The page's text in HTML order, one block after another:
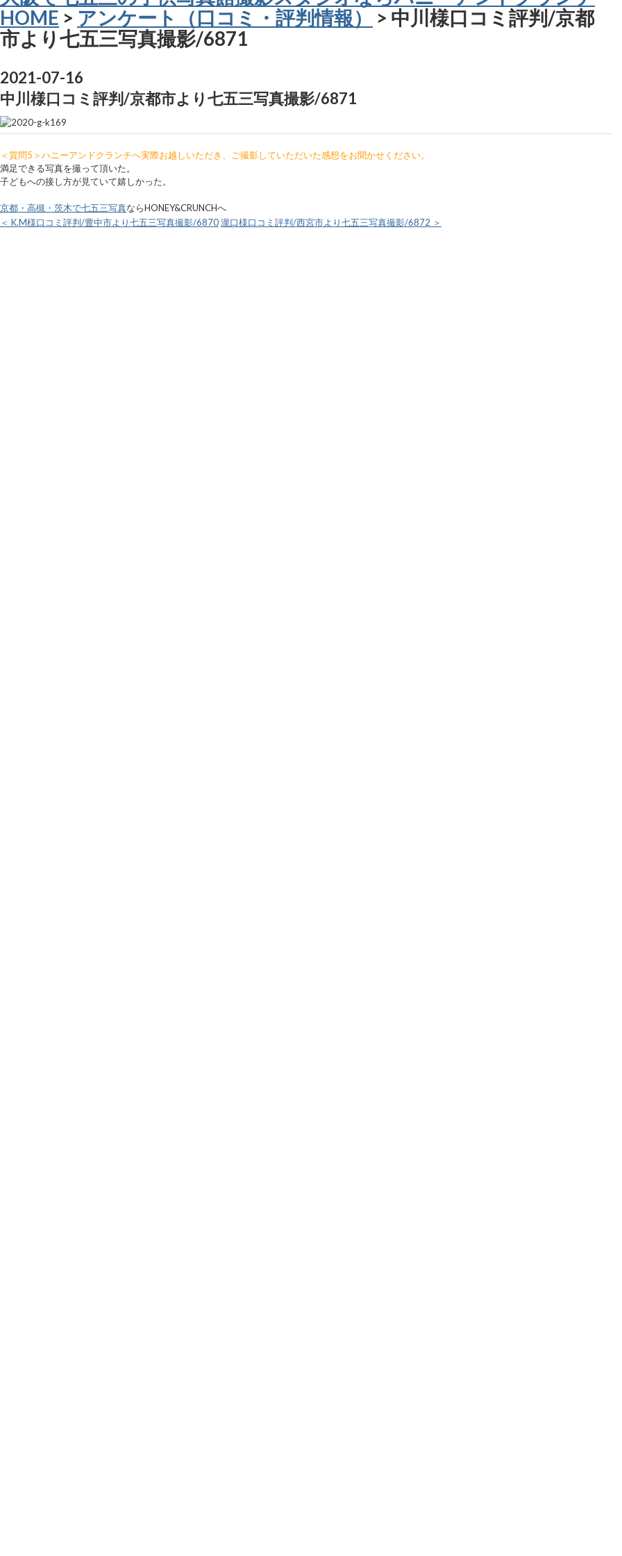
HOME > アンケート（口コミ・評判情報）
> 中川様口コミ評判/京都
市より七五三写真撮影/6871
2021-07-16
中川様口コミ評判/京都市より七五三写真撮影/6871
＜質問5＞ハニーアンドクランチへ実際お越しいただき、ご撮影していただいた感想をお聞かせください。
満足できる写真を撮って頂いた。
子どもへの接し方が見ていて嬉しかった。
京都・高槻・茨木で七五三写真ならHONEY&CRUNCHへ
＜ K.M様口コミ評判/豊中市より七五三写真撮影/6870瀧口様口コミ評判/西宮市より七五三写真撮影/6872 ＞